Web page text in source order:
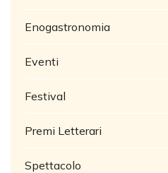
Enogastronomia
Eventi
Festival
Premi Letterari
Spettacolo